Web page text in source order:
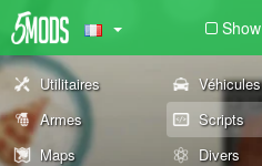
Utilitaires Véhicules
Armes
Scripts
Maps
Divers